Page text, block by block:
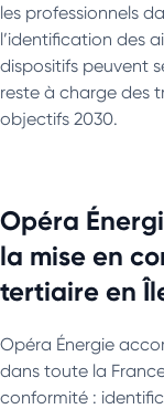
les professionnels
l’identification des
dispositifs peuvent
reste à charge des
objectifs 2030.
Opéra
la mise en
tertiaire en
Opéra Énergie
dans toute la
conformité :